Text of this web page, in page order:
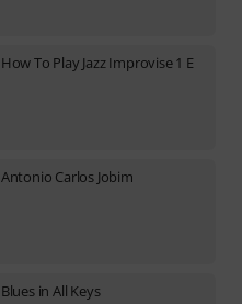
How To Play Jazz Improvise 1 E
Antonio Carlos Jobim
Blues in All Keys